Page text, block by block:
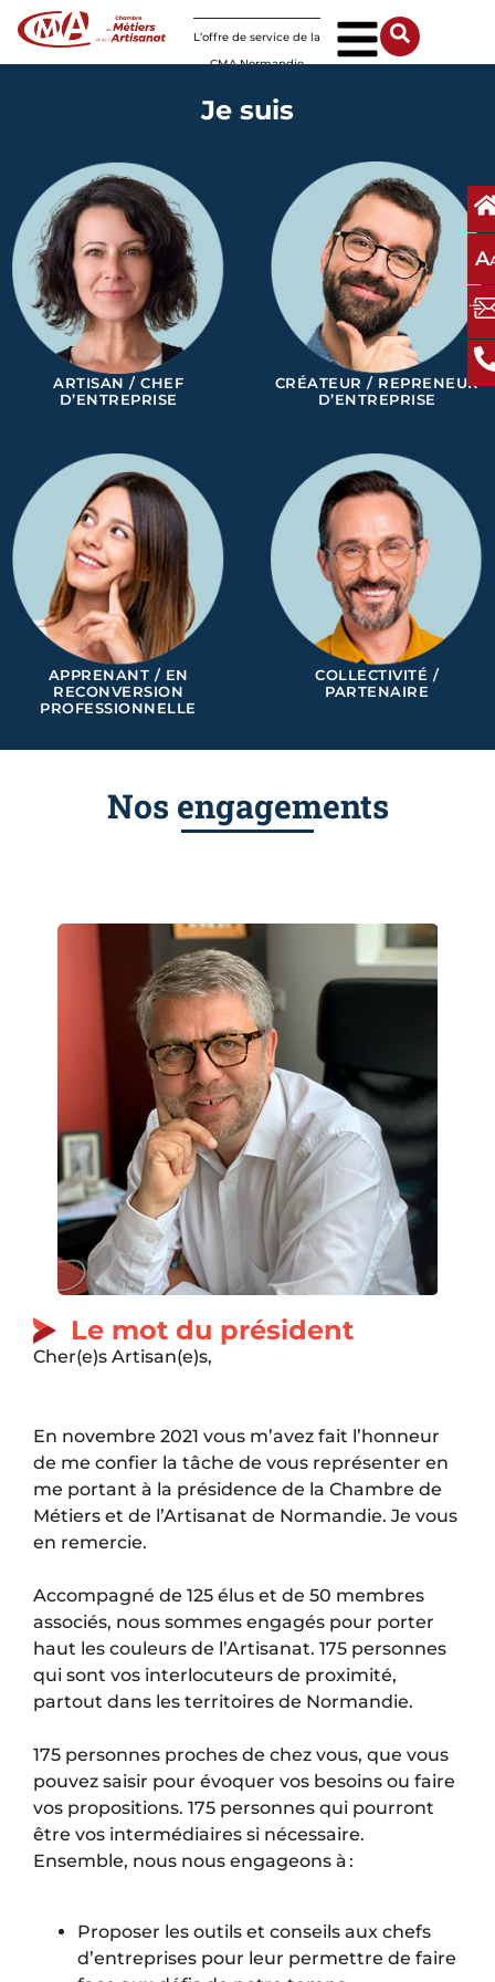
L’offre de service de la
CMA Normandie
A
Je suis
ARTISAN / CHEF
D’ENTREPRISE
CRÉATEUR / REPRENEUR
D’ENTREPRISE
APPRENANT / EN
RECONVERSION
PROFESSIONNELLE
COLLECTIVITÉ /
PARTENAIRE
Nos engagements
Le mot du président
Cher(e)s Artisan(e)s,
En novembre 2021 vous m’avez fait l’honneur
de me confier la tâche de vous représenter en
me portant à la présidence de la Chambre de
Métiers et de l’Artisanat de Normandie. Je vous
en remercie.
Accompagné de 125 élus et de 50 membres
associés, nous sommes engagés pour porter
haut les couleurs de l’Artisanat. 175 personnes
qui sont vos interlocuteurs de proximité,
partout dans les territoires de Normandie.
175 personnes proches de chez vous, que vous
pouvez saisir pour évoquer vos besoins ou faire
vos propositions. 175 personnes qui pourront
être vos intermédiaires si nécessaire.
Ensemble, nous nous engageons à :
Proposer les outils et conseils aux chefs
d’entreprises pour leur permettre de faire
Panneau de gestion des cookies